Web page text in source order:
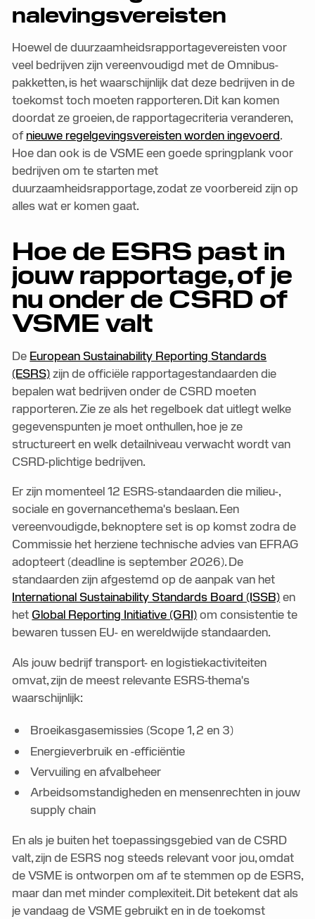
nalevingsvereisten
Hoewel de duurzaamheidsrapportagevereisten voor
veel bedrijven zijn vereenvoudigd met de Omnibus-
pakketten, is het waarschijnlijk dat deze bedrijven in de
toekomst toch moeten rapporteren. Dit kan komen
doordat ze groeien, de rapportagecriteria veranderen,
ofnieuwe regelgevingsvereisten worden ingevoerd.
Hoe dan ook is de VSME een goede springplank voor
bedrijven om te starten met
duurzaamheidsrapportage, zodat ze voorbereid zijn op
alles wat er komen gaat.
Hoe de ESRS past in
jouw rapportage, of je
nu onder de CSRD of
VSME valt
De European Sustainability Reporting Standards
(ESRS)zijn de officiële rapportagestandaarden die
bepalen wat bedrijven onder de CSRD moeten
rapporteren. Zie ze als het regelboek dat uitlegt welke
gegevenspunten je moet onthullen, hoe je ze
structureert en welk detailniveau verwacht wordt van
CSRD-plichtige bedrijven.
Er zijn momenteel 12 ESRS-standaarden die milieu-,
sociale en governancethema's beslaan. Een
vereenvoudigde, beknoptere set is op komst zodra de
Commissie het herziene technische advies van EFRAG
adopteert (deadline is september 2026). De
standaarden zijn afgestemd op de aanpak van het
International Sustainability Standards Board (ISSB)en
het Global Reporting Initiative (GRI)om consistentie te
bewaren tussen EU- en wereldwijde standaarden.
Als jouw bedrijf transport- en logistiekactiviteiten
omvat, zijn de meest relevante ESRS-thema's
waarschijnlijk:
Broeikasgasemissies (Scope 1, 2 en 3)
Energieverbruik en -efficiëntie
Vervuiling en afvalbeheer
Arbeidsomstandigheden en mensenrechten in jouw
supply chain
En als je buiten het toepassingsgebied van de CSRD
valt, zijn de ESRS nog steeds relevant voor jou, omdat
de VSME is ontworpen om af te stemmen op de ESRS,
maar dan met minder complexiteit. Dit betekent dat als
je vandaag de VSME gebruikt en in de toekomst